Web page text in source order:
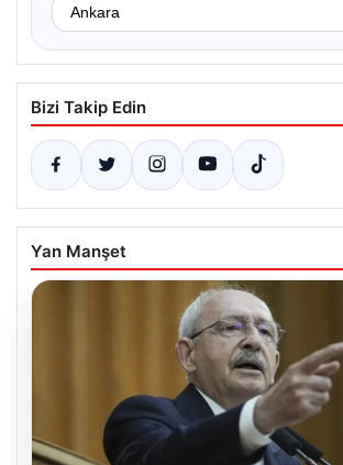
Bizi Takip Edin
Yan Manşet